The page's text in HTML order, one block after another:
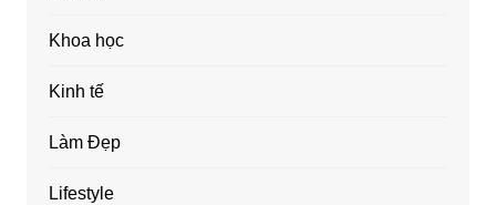
Khoa học
Kinh tế
Làm Đẹp
Lifestyle